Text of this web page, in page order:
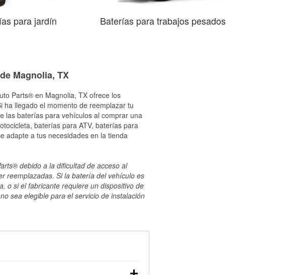
para jardín Baterías para trabajos pesados
Magnolia, TX
Parts® en Magnolia, TX ofrece los
llegado el momento de reemplazar tu
las baterías para vehículos al comprar una
baterías para ATV, baterías para
adapte a tus necesidades en la tienda
debido a la dificultad de acceso al
reemplazadas. Si la batería del vehículo es
o si el fabricante requiere un dispositivo de
sea elegible para el servicio de instalación